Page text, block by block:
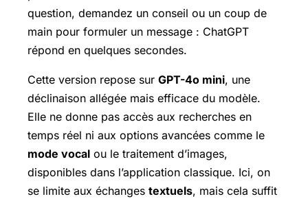
question, demandez un conseil ou un coup de
main pour formuler un message : ChatGPT
répond en quelques secondes.
Cette version repose sur GPT-4o mini, une
déclinaison allégée mais efficace du modèle.
Elle ne donne pas accès aux recherches en
temps réel ni aux options avancées comme le
mode vocal ou le traitement d’images,
disponibles dans l’application classique. Ici, on
se limite aux échanges textuels, mais cela suffit